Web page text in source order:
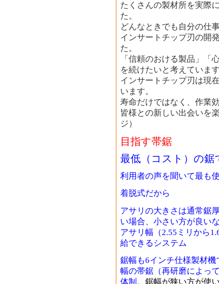
たくさんの製材所を実際
た。
どんなときでも自分の仕
インサートチップ刃の開
た。
「信頼のおける製品」「
を続けたいと考えていま
インサートチップ刃は現
います。
寿命だけではなく、作業
皆様との新しい出会いを
ジ）
目指す帯鋸
最低（コスト）の鋸
利用者の声を聞いて最も
着脱式だから
アサリの大きさは通常鋸
い場合、小さい方が良い
アサリ幅（2.55ミリから
給できるシステム
鋸幅も6インチ仕様製材
幅の帯鋸（再研磨によっ
体制。 鋸幅が狭い方が使